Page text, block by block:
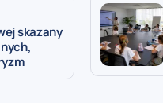
skazany